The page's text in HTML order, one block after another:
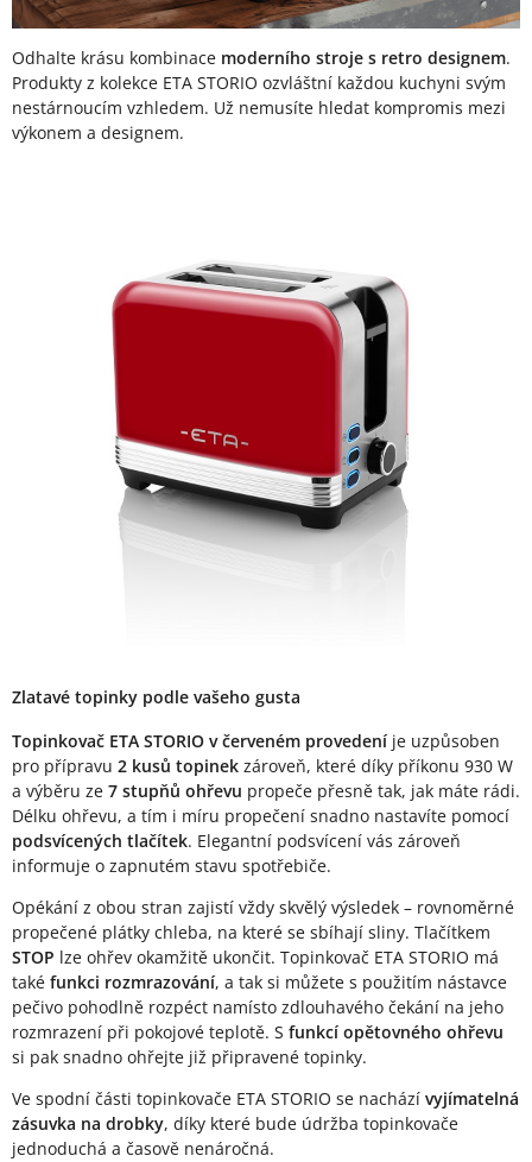
Odhalte krásu kombinace moderního stroje s retro designem.
Produkty z kolekce ETA STORIO ozvláštní každou kuchyni svým
nestárnoucím vzhledem. Už nemusíte hledat kompromis mezi
výkonem a designem.
Zlatavé topinky podle vašeho gusta
Topinkovač ETA STORIO v červeném provedení je uzpůsoben
pro přípravu 2 kusů topinek zároveň, které díky příkonu 930 W
a výběru ze 7 stupňů ohřevu propeče přesně tak, jak máte rádi.
Délku ohřevu, a tím i míru propečení snadno nastavíte pomocí
podsvícených tlačítek. Elegantní podsvícení vás zároveň
informuje o zapnutém stavu spotřebiče.
Opékání z obou stran zajistí vždy skvělý výsledek – rovnoměrné
propečené plátky chleba, na které se sbíhají sliny. Tlačítkem
STOP lze ohřev okamžitě ukončit. Topinkovač ETA STORIO má
také funkci rozmrazování, a tak si můžete s použitím nástavce
pečivo pohodlně rozpéct namísto zdlouhavého čekání na jeho
rozmrazení při pokojové teplotě. S funkcí opětovného ohřevu
si pak snadno ohřejte již připravené topinky.
Ve spodní části topinkovače ETA STORIO se nachází vyjímatelná
zásuvka na drobky, díky které bude údržba topinkovače
jednoduchá a časově nenáročná.